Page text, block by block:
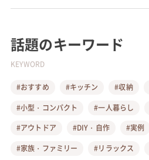
話題のキーワード
KEYWORD
#おすすめ #キッチン #収納
#小型・コンパクト
#一人暮らし
#アウトドア
#DIY・自作 #実例
#家族・ファミリー
#リラックス